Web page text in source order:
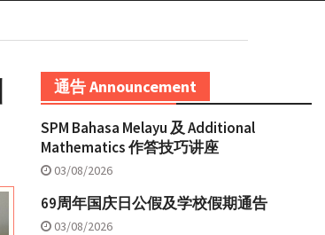
通告 Announcement
SPM Bahasa Melayu 及 Additional
Mathematics 作答技巧讲座
03/08/2026
69周年国庆日公假及学校假期通告
03/08/2026